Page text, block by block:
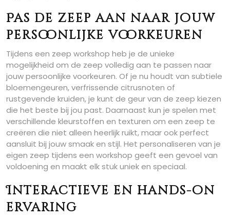
Pas de zeep aan naar jouw
persoonlijke voorkeuren
Tijdens een zeep workshop heb je de unieke
mogelijkheid om de zeep volledig aan te passen naar
jouw persoonlijke voorkeuren. Of je nu houdt van subtiele
bloemengeuren, verfrissende citrusnoten of
rustgevende kruiden, je kunt de geur van de zeep kiezen
die het beste bij jou past. Daarnaast kun je spelen met
verschillende kleurstoffen en texturen om een zeep te
creëren die niet alleen heerlijk ruikt, maar ook perfect
aansluit bij jouw smaak en stijl. Het personaliseren van je
eigen zeep tijdens een workshop geeft een gevoel van
voldoening en maakt elk stuk uniek en speciaal.
Interactieve en hands-on
ervaring